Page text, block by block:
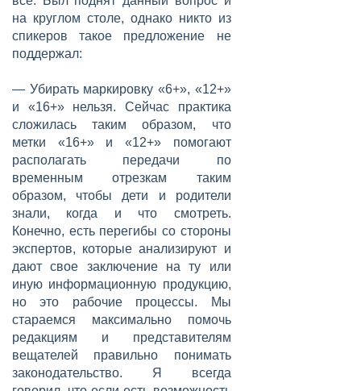
на круглом столе, однако никто из
спикеров такое предложение не
поддержал:
— Убирать маркировку «6+», «12+»
и «16+» нельзя. Сейчас практика
сложилась таким образом, что
метки «16+» и «12+» помогают
располагать передачи по
временным отрезкам таким
образом, чтобы дети и родители
знали, когда и что смотреть.
Конечно, есть перегибы со стороны
экспертов, которые анализируют и
дают свое заключение на ту или
иную информационную продукцию,
но это рабочие процессы. Мы
стараемся максимально помочь
редакциям и представителям
вещателей правильно понимать
законодательство. Я всегда